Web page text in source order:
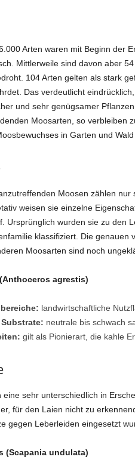
Arten waren mit Beginn der
Mittlerweile sind davon aber
104 Arten gelten als stark
Das verdeutlicht
und sehr genügsamer
Moosarten, so verbleiben
in Garten und
Moosen zählen nur
weisen sie einzelne
Ursprünglich wurden sie zu den
klassifiziert. Die genauen
Moosarten sind noch
agrestis)
landwirtschaftliche
neutrale bis schwach
gilt als Pionierart, die kahle
eine sehr unterschiedlich in
für den Laien nicht zu
gegen Leberleiden eingesetzt
(Scapania undulata)